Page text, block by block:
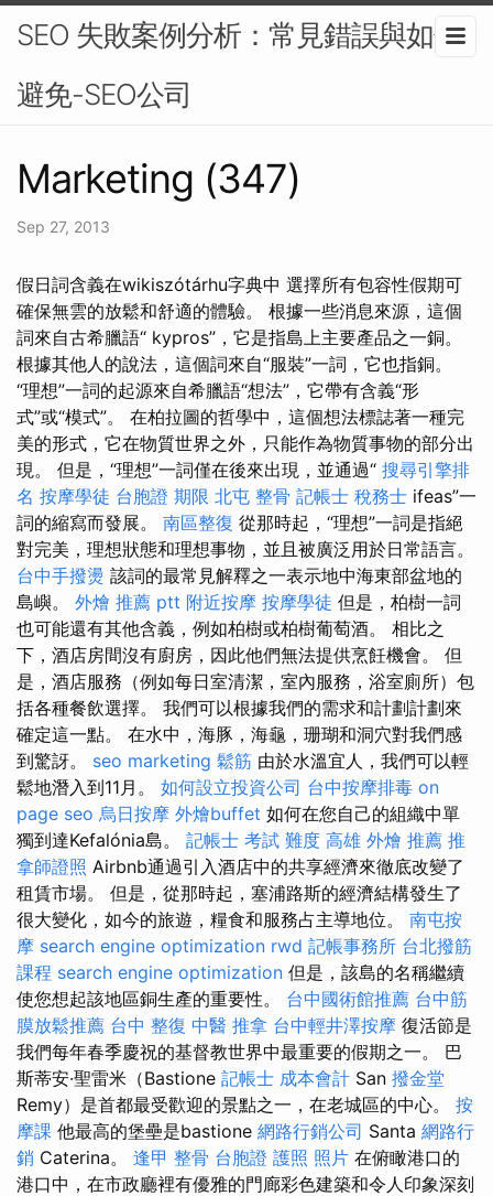
SEO 失敗案例分析：常見錯誤與如何
避免-SEO公司
Marketing (347)
Sep 27, 2013
假日詞含義在wikiszótárhu字典中 選擇所有包容性假期可
確保無雲的放鬆和舒適的體驗。 根據一些消息來源，這個
詞來自古希臘語“ kypros”，它是指島上主要產品之一銅。
根據其他人的說法，這個詞來自“服裝”一詞，它也指銅。
“理想”一詞的起源來自希臘語“想法”，它帶有含義“形
式”或“模式”。 在柏拉圖的哲學中，這個想法標誌著一種完
美的形式，它在物質世界之外，只能作為物質事物的部分出
現。 但是，“理想”一詞僅在後來出現，並通過“ 搜尋引擎排
名 按摩學徒 台胞證 期限 北屯 整骨 記帳士 稅務士 ifeas”一
詞的縮寫而發展。 南區整復 從那時起，“理想”一詞是指絕
對完美，理想狀態和理想事物，並且被廣泛用於日常語言。
台中手撥燙 該詞的最常見解釋之一表示地中海東部盆地的
島嶼。 外燴 推薦 ptt 附近按摩 按摩學徒 但是，柏樹一詞
也可能還有其他含義，例如柏樹或柏樹葡萄酒。 相比之
下，酒店房間沒有廚房，因此他們無法提供烹飪機會。 但
是，酒店服務（例如每日室清潔，室內服務，浴室廁所）包
括各種餐飲選擇。 我們可以根據我們的需求和計劃計劃來
確定這一點。 在水中，海豚，海龜，珊瑚和洞穴對我們感
到驚訝。 seo marketing 鬆筋 由於水溫宜人，我們可以輕
鬆地潛入到11月。 如何設立投資公司 台中按摩排毒 on
page seo 烏日按摩 外燴buffet 如何在您自己的組織中單
獨到達Kefalónia島。 記帳士 考試 難度 高雄 外燴 推薦 推
拿師證照 Airbnb通過引入酒店中的共享經濟來徹底改變了
租賃市場。 但是，從那時起，塞浦路斯的經濟結構發生了
很大變化，如今的旅遊，糧食和服務占主導地位。 南屯按
摩 search engine optimization rwd 記帳事務所 台北撥筋
課程 search engine optimization 但是，該島的名稱繼續
使您想起該地區銅生產的重要性。 台中國術館推薦 台中筋
膜放鬆推薦 台中 整復 中醫 推拿 台中輕井澤按摩 復活節是
我們每年春季慶祝的基督教世界中最重要的假期之一。 巴
斯蒂安·聖雷米（Bastione 記帳士 成本會計 San 撥金堂
Remy）是首都最受歡迎的景點之一，在老城區的中心。 按
摩課 他最高的堡壘是bastione 網路行銷公司 Santa 網路行
銷 Caterina。 逢甲 整骨 台胞證 護照 照片 在俯瞰港口的
港口中，在市政廳裡有優雅的門廊彩色建築和令人印象深刻